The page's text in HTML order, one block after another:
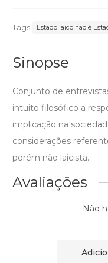
Tags: Estado laico não é
Sinopse
Conjunto de
intuito filosófico a
implicação na
considerações
porém não laicista.
Avaliações
Não